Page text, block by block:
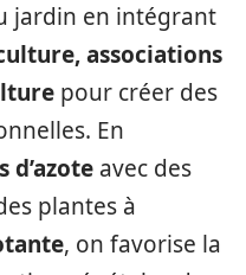
jardin en intégrant
associations
pour créer des
En
d’azote avec des
plantes à
, on favorise la